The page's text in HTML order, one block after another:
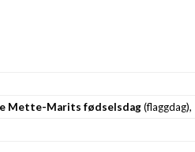
Mette-Marits fødselsdag(flaggdag),